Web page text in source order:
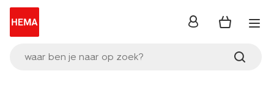
waar ben je naar op zoek?
inloggen